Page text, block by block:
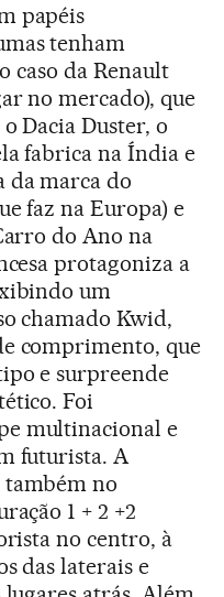
papéis
tenham
caso da Renault
no mercado), que
Dacia Duster, o
fabrica na Índia e
da marca do
faz na Europa) e
do Ano na
protagoniza a
um
chamado Kwid,
comprimento, que
e surpreende
Foi
multinacional e
futurista. A
no
1 + 2 +2
no centro, à
das laterais e